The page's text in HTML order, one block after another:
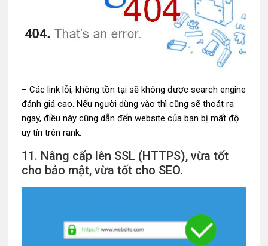
– Các link lỗi, không tồn tại sẽ không được search engine
đánh giá cao. Nếu người dùng vào thì cũng sẽ thoát ra
ngay, điều này cũng dẫn đến website của bạn bị mất độ
uy tín trên rank.
11. Nâng cấp lên SSL (HTTPS), vừa tốt
cho bảo mật, vừa tốt cho SEO.